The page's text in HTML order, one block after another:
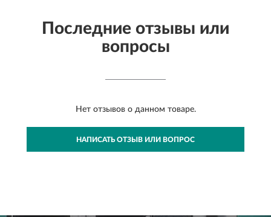
Последние отзывы или
вопросы
Нет отзывов о данном товаре.
НАПИСАТЬ ОТЗЫВ ИЛИ ВОПРОС